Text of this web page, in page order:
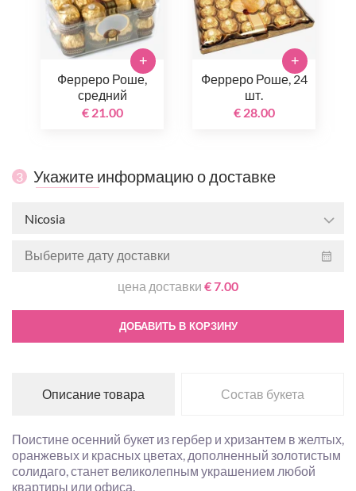
Ферреро Роше,
средний
€ 21.00
+
Ферреро Роше, 24
шт.
€ 28.00
+
3 Укажите информацию о доставке
Nicosia
цена доставки € 7.00
ДОБАВИТЬ В КОРЗИНУ
Описание товара Состав букета
Поистине осенний букет из гербер и хризантем в желтых,
оранжевых и красных цветах, дополненный золотистым
солидаго, станет великолепным украшением любой
квартиры или офиса.